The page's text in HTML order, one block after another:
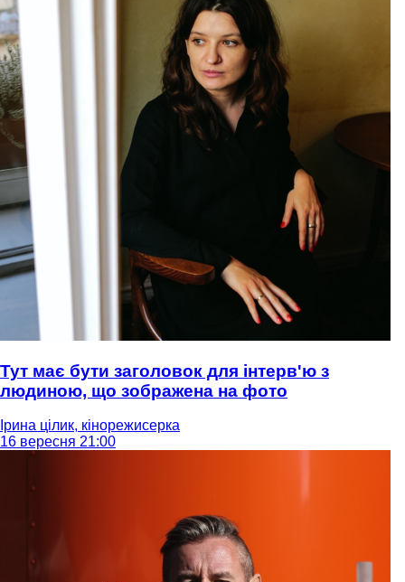
Тут має бути заголовок для інтерв'ю з
людиною, що зображена на фото
Ірина цілик, кінорежисерка
16 вересня 21:00